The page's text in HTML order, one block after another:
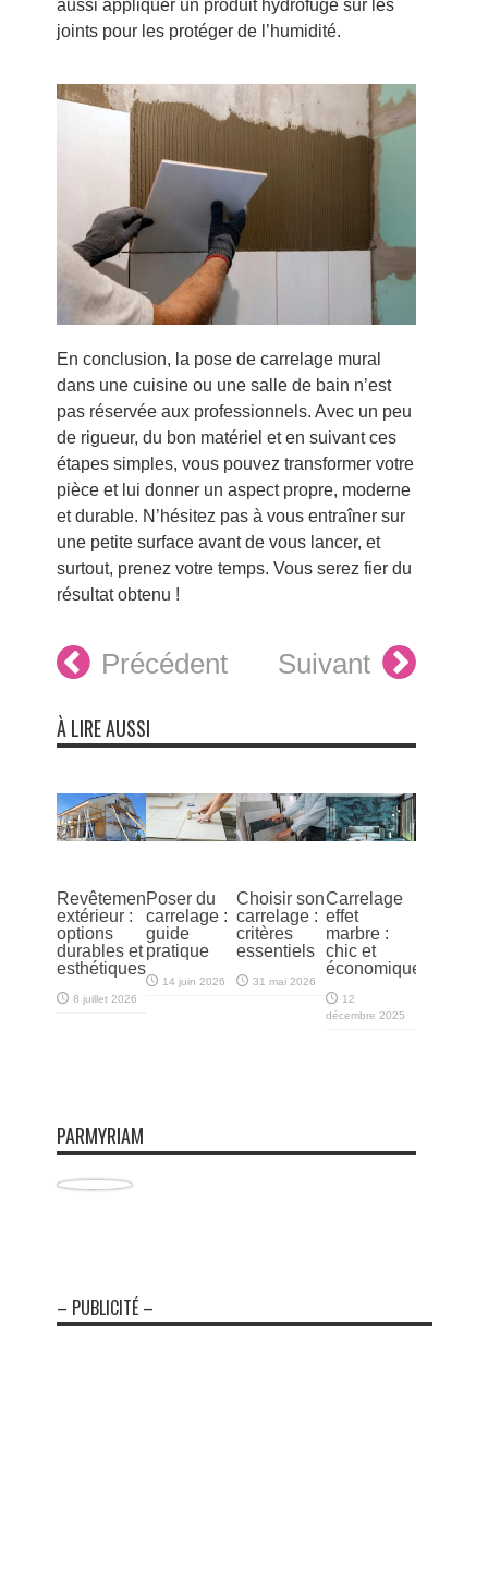
aussi appliquer un produit hydrofuge sur les
joints pour les protéger de l’humidité.
En conclusion, la pose de carrelage mural
dans une cuisine ou une salle de bain n’est
pas réservée aux professionnels. Avec un peu
de rigueur, du bon matériel et en suivant ces
étapes simples, vous pouvez transformer votre
pièce et lui donner un aspect propre, moderne
et durable. N’hésitez pas à vous entraîner sur
une petite surface avant de vous lancer, et
surtout, prenez votre temps. Vous serez fier du
résultat obtenu !
Précédent Suivant
À LIRE AUSSI
Revêtement
extérieur :
options
durables et
esthétiques
8 juillet 2026
Poser du
carrelage :
guide
pratique
14 juin 2026
Choisir son
carrelage :
critères
essentiels
31 mai 2026
Carrelage
effet
marbre :
chic et
économique
12
décembre 2025
PARMYRIAM
– PUBLICITÉ –